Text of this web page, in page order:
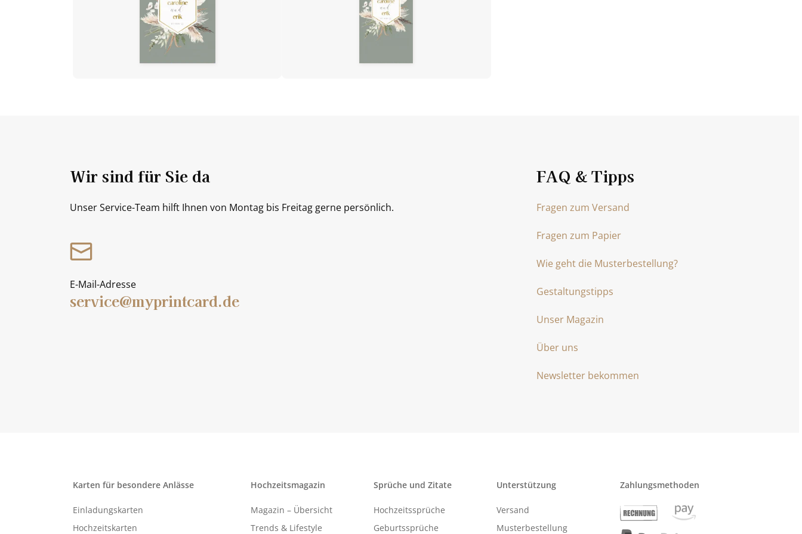
FAQ & Tipps
Fragen zum Versand
Fragen zum Papier
Wie geht die Musterbestellung?
Gestaltungstipps
Unser Magazin
Über uns
Newsletter bekommen
Wir sind für Sie da
Unser Service-Team hilft Ihnen von Montag bis Freitag gerne persönlich.
E-Mail-Adresse
service@myprintcard.de
Karten für besondere Anlässe
Einladungskarten
Hochzeitskarten
Hochzeitsmagazin
Magazin – Übersicht
Trends & Lifestyle
Sprüche und Zitate
Hochzeitssprüche
Geburtssprüche
Unterstützung
Versand
Musterbestellung
Zahlungsmethoden